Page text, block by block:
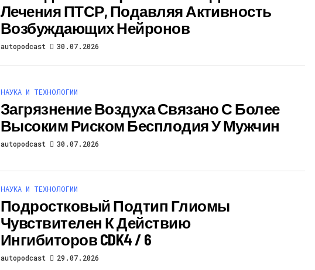
Лечения ПТСР, Подавляя Активность
Возбуждающих Нейронов
autopodcast 30.07.2026
НАУКА И ТЕХНОЛОГИИ
Загрязнение Воздуха Связано С Более
Высоким Риском Бесплодия У Мужчин
autopodcast 30.07.2026
НАУКА И ТЕХНОЛОГИИ
Подростковый Подтип Глиомы
Чувствителен К Действию
Ингибиторов CDK4 / 6
autopodcast 29.07.2026